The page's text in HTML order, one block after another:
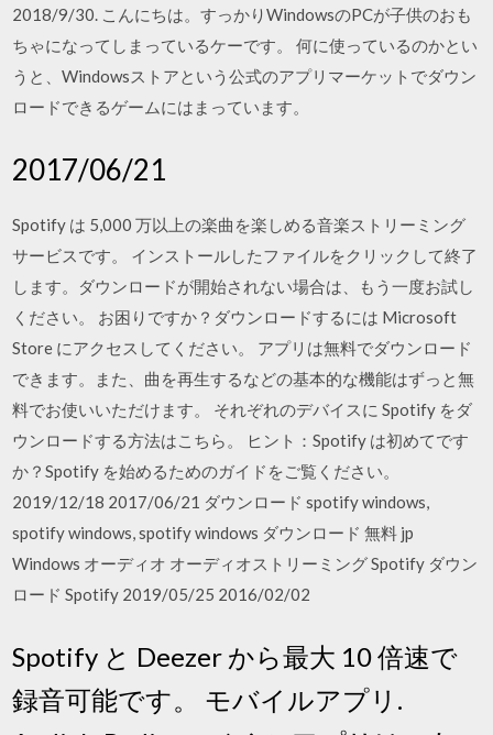
2018/9/30. こんにちは。すっかりWindowsのPCが子供のおも
ちゃになってしまっているケーです。 何に使っているのかとい
うと、Windowsストアという公式のアプリマーケットでダウン
ロードできるゲームにはまっています。
2017/06/21
Spotify は 5,000 万以上の楽曲を楽しめる音楽ストリーミング
サービスです。 インストールしたファイルをクリックして終了
します。ダウンロードが開始されない場合は、もう一度お試し
ください。 お困りですか？ダウンロードするには Microsoft
Store にアクセスしてください。 アプリは無料でダウンロード
できます。また、曲を再生するなどの基本的な機能はずっと無
料でお使いいただけます。 それぞれのデバイスに Spotify をダ
ウンロードする方法はこちら。 ヒント：Spotify は初めてです
か？Spotify を始めるためのガイドをご覧ください。
2019/12/18 2017/06/21 ダウンロード spotify windows,
spotify windows, spotify windows ダウンロード 無料 jp
Windows オーディオ オーディオストリーミング Spotify ダウン
ロード Spotify 2019/05/25 2016/02/02
Spotify と Deezer から最大 10 倍速で
録音可能です。 モバイルアプリ.